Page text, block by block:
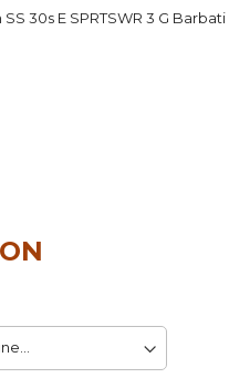
30s E SPRTSWR 3 G Barbati